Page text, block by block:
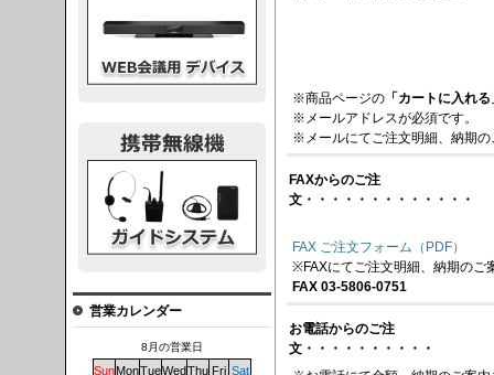
※商品ページの 「カートに入れる
※メールアドレスが必須です。
※メールにてご注文明細、納期
FAXからのご注
文・・・・・・・・・・・・・
FAX ご注文フォーム（PDF）
※FAXにてご注文明細、納期のご
FAX 03-5806-0751
お電話からのご注
文・・・・・・・・・・
営業カレンダー
8月の営業日
SunMonTueWedThu Fri Sat